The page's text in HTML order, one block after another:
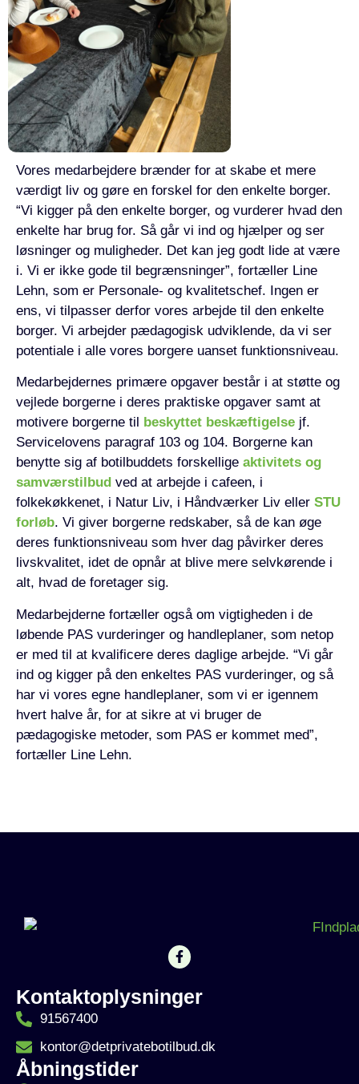
Vores medarbejdere brænder for at skabe et mere
værdigt liv og gøre en forskel for den enkelte borger.
“Vi kigger på den enkelte borger, og vurderer hvad den
enkelte har brug for. Så går vi ind og hjælper og ser
løsninger og muligheder. Det kan jeg godt lide at være
i. Vi er ikke gode til begrænsninger”, fortæller Line
Lehn, som er Personale- og kvalitetschef. Ingen er
ens, vi tilpasser derfor vores arbejde til den enkelte
borger. Vi arbejder pædagogisk udviklende, da vi ser
potentiale i alle vores borgere uanset funktionsniveau.
Medarbejdernes primære opgaver består i at støtte og
vejlede borgerne i deres praktiske opgaver samt at
motivere borgerne til
beskyttet beskæftigelse jf.
Servicelovens paragraf 103 og 104. Borgerne kan
benytte sig af botilbuddets forskellige aktivitets og
samværstilbud ved at arbejde i cafeen, i
folkekøkkenet, i Natur Liv, i Håndværker Liv eller STU
forløb. Vi giver borgerne redskaber, så de kan øge
deres funktionsniveau som hver dag påvirker deres
livskvalitet, idet de opnår at blive mere selvkørende i
alt, hvad de foretager sig.
Medarbejderne fortæller også om vigtigheden i de
løbende PAS vurderinger og handleplaner, som netop
er med til at kvalificere deres daglige arbejde. “Vi går
ind og kigger på den enkeltes PAS vurderinger, og så
har vi vores egne handleplaner, som vi er igennem
hvert halve år, for at sikre at vi bruger de
pædagogiske metoder, som PAS er kommet med”,
fortæller Line Lehn.
Kontaktoplysninger
91567400
kontor@detprivatebotilbud.dk
Åbningstider